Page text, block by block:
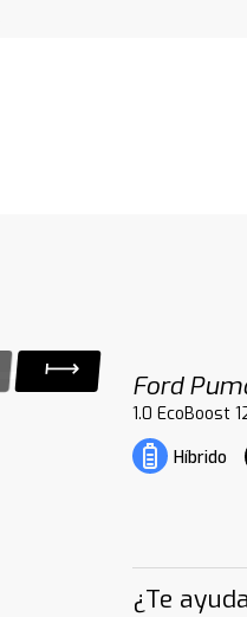
Ford
1.0 EcoBoost
Híbrido
¿Te